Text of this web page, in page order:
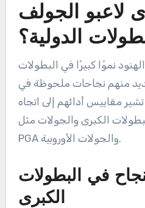
لاعبو الجولف
الدولية؟
نموًا كبيرًا في البطولات
منهم نجاحات ملحوظة في
مقاييس أدائهم إلى اتجاه
الكبرى والجولات مثل
PGA والجولات الأوروبية.
في البطولات
الكبرى